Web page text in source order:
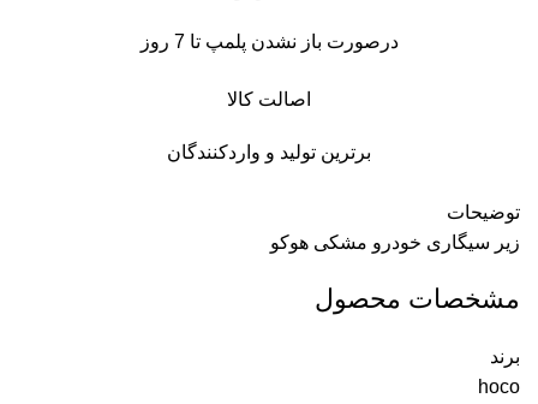
درصورت باز نشدن پلمپ تا 7 روز
اصالت کالا
برترین تولید و واردکنندگان
توضیحات
زیر سیگاری خودرو مشکی هوکو
مشخصات محصول
برند
hoco